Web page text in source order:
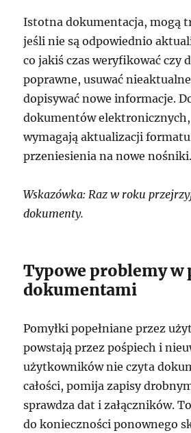
Istotna dokumentacja, mogą
jeśli nie są odpowiednio
co jakiś czas weryfikować czy
poprawne, usuwać
dopisywać nowe informacje.
dokumentów
wymagają aktualizacji
przeniesienia na nowe nośniki.
Wskazówka: Raz w roku
dokumenty.
Typowe problemy w
dokumentami
Pomyłki popełniane przez
powstają przez pośpiech i
użytkowników nie czyta
całości, pomija zapisy
sprawdza dat i załączników.
do konieczności ponownego